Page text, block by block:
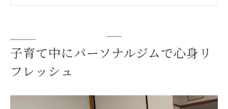
ストレス解消と運動習慣を同時に叶える秘
訣
自分らしい運動習慣をパーソナルジムで実現
慣
子育て中にパーソナルジムで心身リ
フレッシュ